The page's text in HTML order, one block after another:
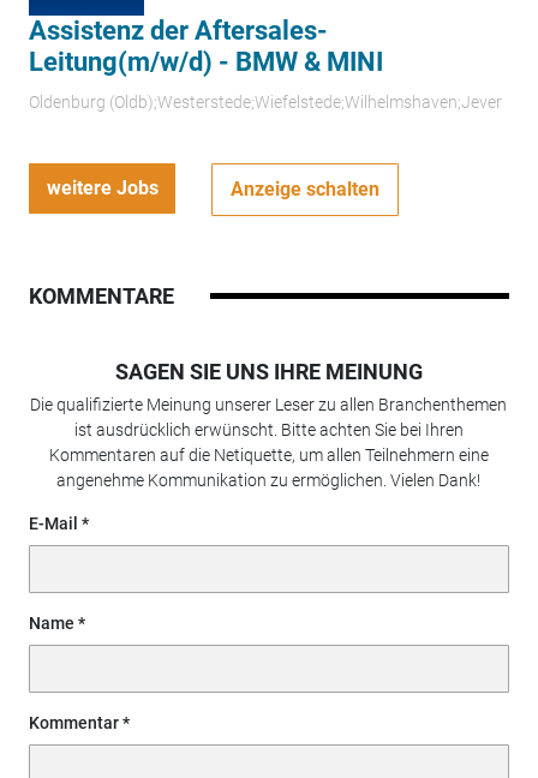
Assistenz der Aftersales-
Leitung(m/w/d) - BMW & MINI
Oldenburg (Oldb);Westerstede;Wiefelstede;Wilhelmshaven;Jever
weitere Jobs Anzeige schalten
KOMMENTARE
SAGEN SIE UNS IHRE MEINUNG
Die qualifizierte Meinung unserer Leser zu allen Branchenthemen
ist ausdrücklich erwünscht. Bitte achten Sie bei Ihren
Kommentaren auf die Netiquette, um allen Teilnehmern eine
angenehme Kommunikation zu ermöglichen. Vielen Dank!
E-Mail
Name
Kommentar